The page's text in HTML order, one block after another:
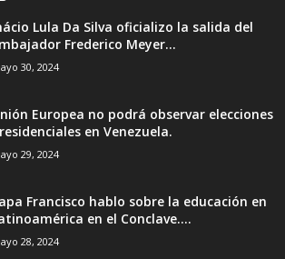
Lula Da Silva oficializo la salida del
Frederico Meyer...
30, 2024
Europea no podrá observar elecciones
en Venezuela.
29, 2024
Francisco hablo sobre la educación en
en el Conclave....
28, 2024